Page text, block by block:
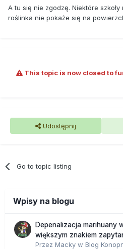
A tu się nie zgodzę. Niektóre
roślinka nie pokaże się na
This topic is now closed to
Udostępnij
Go to topic listing
Wpisy na blogu
Depenalizacja marihuany
większym znakiem
Przez Macky w Blog